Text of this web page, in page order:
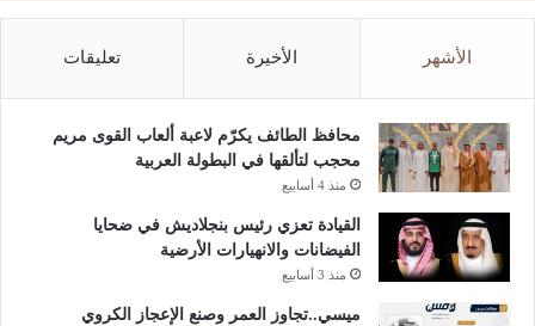
الأشهر الأخيرة تعليقات
محافظ الطائف يكرّم لاعبة ألعاب القوى مريم
محجب لتألقها في البطولة العربية
منذ 4 أسابيع
القيادة تعزي رئيس بنجلاديش في ضحايا
الفيضانات والانهيارات الأرضية
منذ 3 أسابيع
ميسي..تجاوز العمر وصنع الإعجاز الكروي